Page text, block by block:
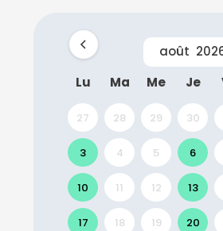
août
Lu
Ma Me Je
27 28 29 30
3 4 5 6
10 11 12 13
17 18 19 20